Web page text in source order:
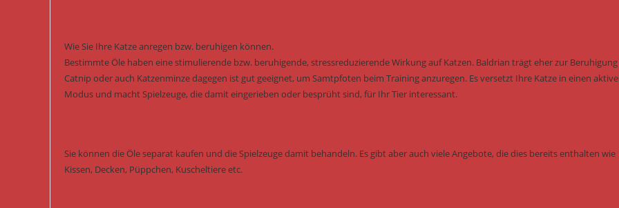
Wie Sie Ihre Katze anregen bzw. beruhigen können.
Bestimmte Öle haben eine stimulierende bzw. beruhigende, stressreduzierende Wirkung auf Katzen. Baldrian trägt eher zur
Catnip oder auch Katzenminze dagegen ist gut geeignet, um Samtpfoten beim Training anzuregen. Es versetzt Ihre Katze in einen
Modus und macht Spielzeuge, die damit eingerieben oder besprüht sind, für Ihr Tier interessant.
Sie können die Öle separat kaufen und die Spielzeuge damit behandeln. Es gibt aber auch viele Angebote, die dies bereits enthalten wie
Kissen, Decken, Püppchen, Kuscheltiere etc.